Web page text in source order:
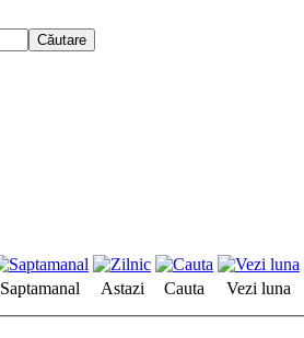
Saptamanal Astazi Cauta
Vezi luna